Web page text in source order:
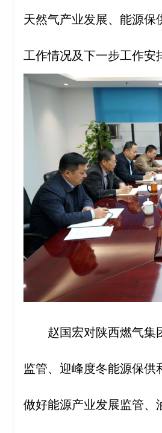
天然气产业发展、能源保
工作情况及下一步工作安
赵国宏对陕西燃气集
监管、迎峰度冬能源保
做好能源产业发展监管、